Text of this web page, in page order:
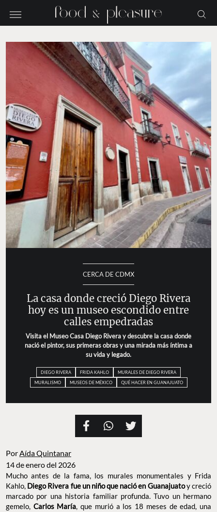
CERCA DE CDMX
La casa donde creció Diego Rivera
hoy es un museo escondido entre
calles empedradas
Visita el Museo Casa Diego Rivera y descubre la casa donde
nació el pintor, sus primeras obras y una mirada más íntima a
su vida y legado.
DIEGO RIVERA FRIDA KAHLO
MURALES DE DIEGO RIVERA
MURALISMO
MUSEOS DE MÉXICO QUÉ HACER EN GUANAJUATO
PorAída Quintanar
14 de enero del 2026
Mucho antes de la fama, los murales monumentales y Frida
Kahlo, Diego Rivera fue un niño que nació en Guanajuatoy creció
marcado por una historia familiar profunda. Tuvo un hermano
gemelo, Carlos María, que murió a los 18 meses de edad, una